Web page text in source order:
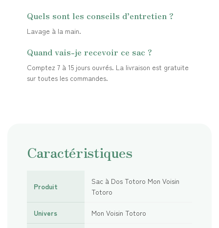
Quels sont les conseils d’entretien ?
Lavage à la main.
Quand vais-je recevoir ce sac ?
Comptez 7 à 15 jours ouvrés. La livraison est gratuite
sur toutes les commandes.
Caractéristiques
Produit
Sac à Dos Totoro Mon Voisin
Totoro
Univers Mon Voisin Totoro